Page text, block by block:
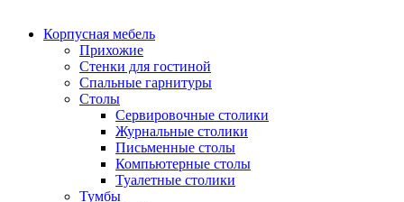
Корпусная мебель
Прихожие
Стенки для гостиной
Спальные гарнитуры
Столы
Сервировочные столики
Журнальные столики
Письменные столы
Компьютерные столы
Туалетные столики
Тумбы